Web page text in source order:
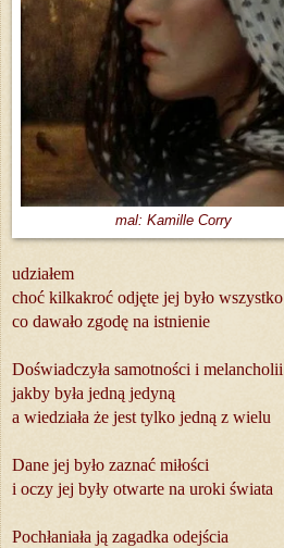
mal: Kamille Corry
udziałem
choć kilkakroć odjęte jej było wszystko
co dawało zgodę na istnienie
Doświadczyła samotności i melancholii
jakby była jedną jedyną
a wiedziała że jest tylko jedną z wielu
Dane jej było zaznać miłości
i oczy jej były otwarte na uroki świata
Pochłaniała ją zagadka odejścia